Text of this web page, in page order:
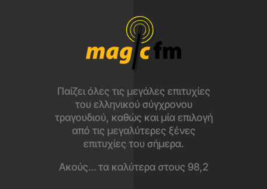
Παίζει όλες τις μεγάλες επιτυχίες
του ελληνικού σύγχρονου
τραγουδιού, καθώς και μία επιλογή
από τις μεγαλύτερες ξένες
επιτυχίες του σήμερα.
Ακούς… τα καλύτερα στους 98,2